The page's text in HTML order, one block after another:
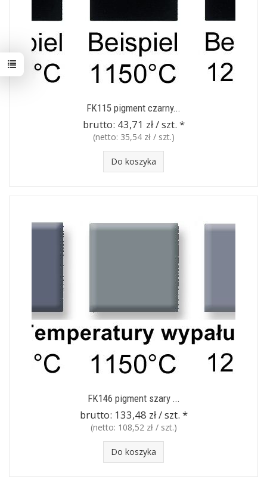
FK115 pigment czarny...
brutto: 43,71 zł / szt. *
(netto: 35,54 zł / szt.)
Do koszyka
FK146 pigment szary ...
brutto: 133,48 zł / szt. *
(netto: 108,52 zł / szt.)
Do koszyka